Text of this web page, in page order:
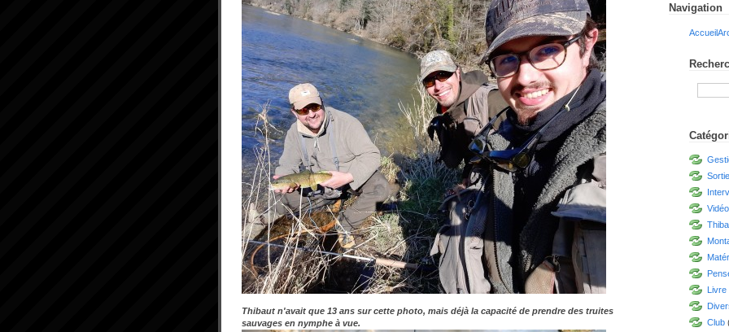
Thibaut n'avait que 13 ans sur cette photo, mais déjà la capacité de prendre des truites
sauvages en nymphe à vue.
Navigation
Accueil
Livre
Club